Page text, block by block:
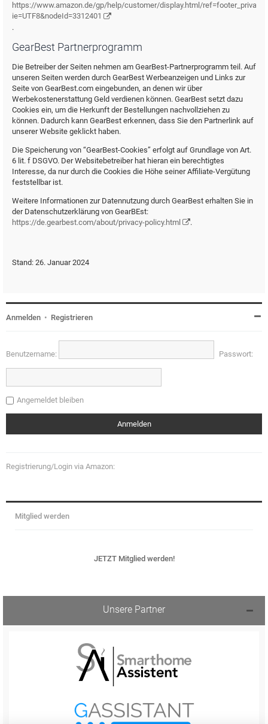
https://www.amazon.de/gp/help/customer/display.html/ref=footer_privacy?
ie=UTF8&nodeId=3312401
.
GearBest Partnerprogramm
Die Betreiber der Seiten nehmen am GearBest-Partnerprogramm teil. Auf
unseren Seiten werden durch GearBest Werbeanzeigen und Links zur
Seite von GearBest.com eingebunden, an denen wir über
Werbekostenerstattung Geld verdienen können. GearBest setzt dazu
Cookies ein, um die Herkunft der Bestellungen nachvollziehen zu
können. Dadurch kann GearBest erkennen, dass Sie den Partnerlink auf
unserer Website geklickt haben.
Die Speicherung von “GearBest-Cookies” erfolgt auf Grundlage von Art.
6 lit. f DSGVO. Der Websitebetreiber hat hieran ein berechtigtes
Interesse, da nur durch die Cookies die Höhe seiner Affiliate-Vergütung
feststellbar ist.
Weitere Informationen zur Datennutzung durch GearBest erhalten Sie in
der Datenschutzerklärung von GearBEst:
https://de.gearbest.com/about/privacy-policy.html
.
Stand: 26. Januar 2024
Anmelden • Registrieren
Benutzername: Passwort:
Angemeldet bleiben
Registrierung/Login via Amazon:
Mitglied werden
JETZT Mitglied werden!
Unsere Partner